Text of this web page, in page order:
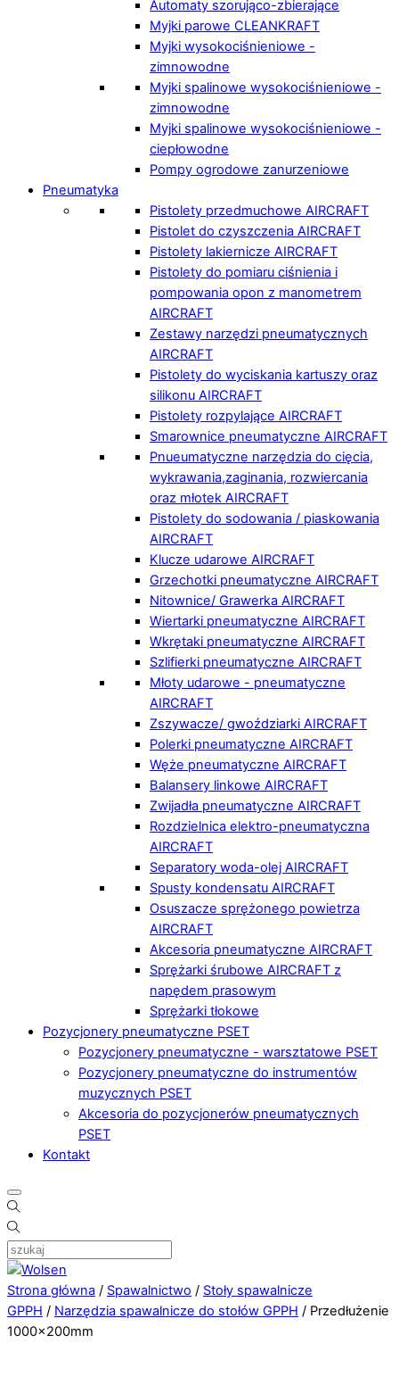
Automaty szorująco-zbierające
Myjki parowe CLEANKRAFT
Myjki wysokociśnieniowe -
zimnowodne
Myjki spalinowe wysokociśnieniowe -
zimnowodne
Myjki spalinowe wysokociśnieniowe -
ciepłowodne
Pompy ogrodowe zanurzeniowe
Pneumatyka
Pistolety przedmuchowe AIRCRAFT
Pistolet do czyszczenia AIRCRAFT
Pistolety lakiernicze AIRCRAFT
Pistolety do pomiaru ciśnienia i
pompowania opon z manometrem
AIRCRAFT
Zestawy narzędzi pneumatycznych
AIRCRAFT
Pistolety do wyciskania kartuszy oraz
silikonu AIRCRAFT
Pistolety rozpylające AIRCRAFT
Smarownice pneumatyczne AIRCRAFT
Pnueumatyczne narzędzia do cięcia,
wykrawania,zaginania, rozwiercania
oraz młotek AIRCRAFT
Pistolety do sodowania / piaskowania
AIRCRAFT
Klucze udarowe AIRCRAFT
Grzechotki pneumatyczne AIRCRAFT
Nitownice/ Grawerka AIRCRAFT
Wiertarki pneumatyczne AIRCRAFT
Wkrętaki pneumatyczne AIRCRAFT
Szlifierki pneumatyczne AIRCRAFT
Młoty udarowe - pneumatyczne
AIRCRAFT
Zszywacze/ gwoździarki AIRCRAFT
Polerki pneumatyczne AIRCRAFT
Węże pneumatyczne AIRCRAFT
Balansery linkowe AIRCRAFT
Zwijadła pneumatyczne AIRCRAFT
Rozdzielnica elektro-pneumatyczna
AIRCRAFT
Separatory woda-olej AIRCRAFT
Spusty kondensatu AIRCRAFT
Osuszacze sprężonego powietrza
AIRCRAFT
Akcesoria pneumatyczne AIRCRAFT
Sprężarki śrubowe AIRCRAFT z
napędem prasowym
Sprężarki tłokowe
Pozycjonery pneumatyczne PSET
Pozycjonery pneumatyczne - warsztatowe PSET
Pozycjonery pneumatyczne do instrumentów
muzycznych PSET
Akcesoria do pozycjonerów pneumatycznych
PSET
Kontakt
Strona główna / Spawalnictwo / Stoły spawalnicze
GPPH / Narzędzia spawalnicze do stołów GPPH / Przedłużenie
1000x200mm